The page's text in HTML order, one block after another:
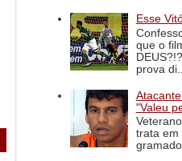
Esse
que o
prova
"Valeu
trata em